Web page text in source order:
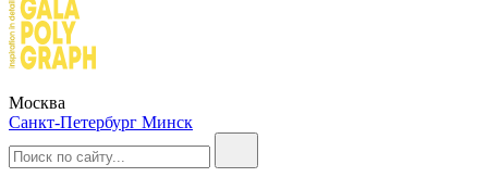
Москва
Санкт-Петербург Минск